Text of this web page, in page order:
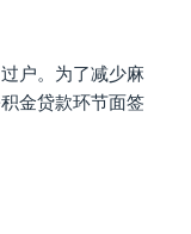
户。为了减少麻
金贷款环节面签